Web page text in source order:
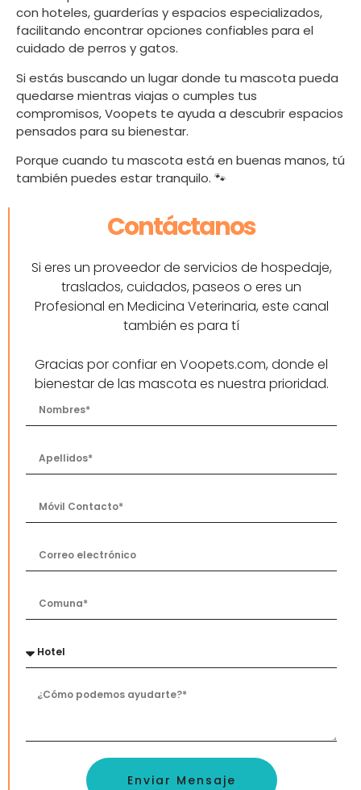
con hoteles, guarderías y espacios especializados,
facilitando encontrar opciones confiables para el
cuidado de perros y gatos.
Si estás buscando un lugar donde tu mascota pueda
quedarse mientras viajas o cumples tus
compromisos, Voopets te ayuda a descubrir espacios
pensados para su bienestar.
Porque cuando tu mascota está en buenas manos, tú
también puedes estar tranquilo. 🐾
Contáctanos
Si eres un proveedor de servicios de hospedaje,
traslados, cuidados, paseos o eres un
Profesional en Medicina Veterinaria, este canal
también es para tí
Gracias por confiar en Voopets.com, donde el
bienestar de las mascota es nuestra prioridad.
Enviar Mensaje